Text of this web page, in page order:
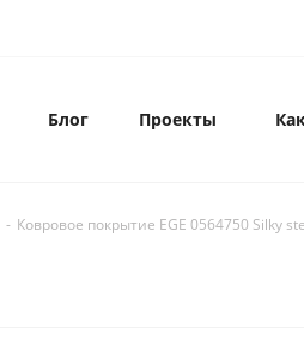
Блог Проекты
- Ковровое покрытие EGE 0564750 Silky